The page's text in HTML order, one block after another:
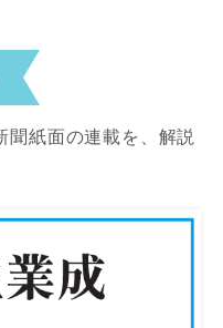
聞紙面の連載を、解説